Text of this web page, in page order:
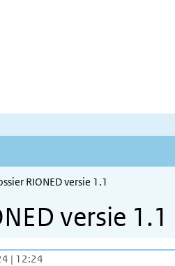
RIONED versie 1.1
versie 1.1
| 12:24